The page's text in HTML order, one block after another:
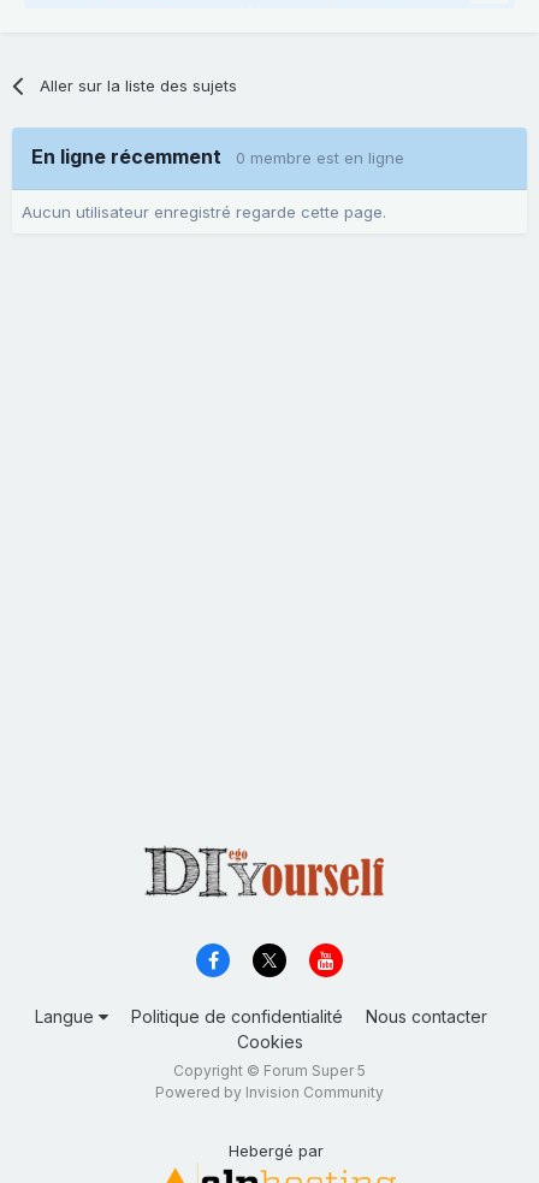
Aller sur la liste des sujets
En ligne récemment 0 membre est en ligne
Aucun utilisateur enregistré regarde cette page.
Langue Politique de confidentialité
Nous contacter
Cookies
Copyright © Forum Super 5
Powered by Invision Community
Hebergé par